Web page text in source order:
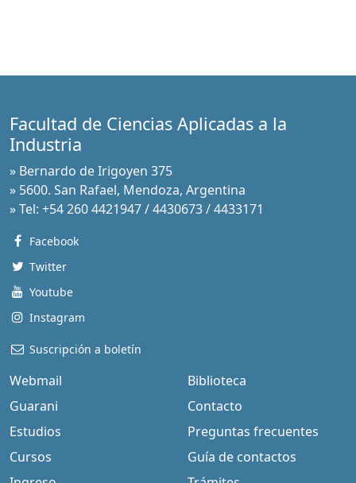
Facultad de Ciencias Aplicadas a la
Industria
» Bernardo de Irigoyen 375
» 5600. San Rafael, Mendoza, Argentina
» Tel: +54 260 4421947 / 4430673 / 4433171
Facebook
Twitter
Youtube
Instagram
Suscripción a boletín
Webmail
Guarani
Estudios
Cursos
Biblioteca
Contacto
Preguntas frecuentes
Guía de contactos